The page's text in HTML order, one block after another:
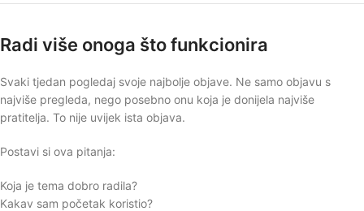
Radi više onoga što funkcionira
Svaki tjedan pogledaj svoje najbolje objave. Ne samo objavu s
najviše pregleda, nego posebno onu koja je donijela najviše
pratitelja. To nije uvijek ista objava.
Postavi si ova pitanja:
Koja je tema dobro radila?
Kakav sam početak koristio?